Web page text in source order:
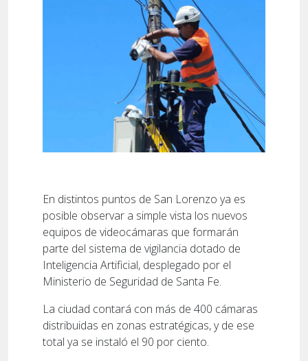
En distintos puntos de San Lorenzo ya es
posible observar a simple vista los nuevos
equipos de videocámaras que formarán
parte del sistema de vigilancia dotado de
Inteligencia Artificial, desplegado por el
Ministerio de Seguridad de Santa Fe.
La ciudad contará con más de 400 cámaras
distribuidas en zonas estratégicas, y de ese
total ya se instaló el 90 por ciento.